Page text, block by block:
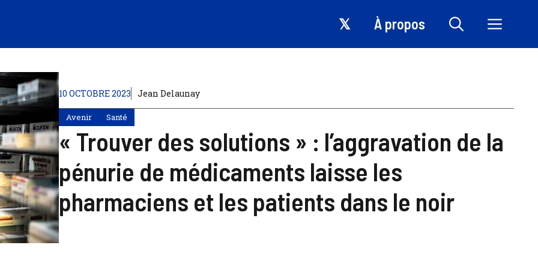
𝕏 À propos
10 OCTOBRE 2023 Jean Delaunay
Avenir Santé
« Trouver des solutions » : l’aggravation de la
pénurie de médicaments laisse les
pharmaciens et les patients dans le noir